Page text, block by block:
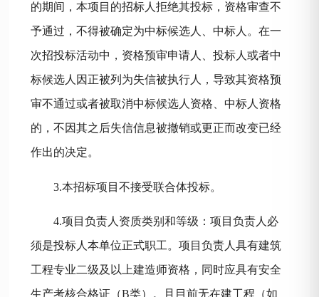
的期间，本项目的招标人拒绝其投标，资格审查不
予通过，不得被确定为中标候选人、中标人。在一
次招投标活动中，资格预审申请人、投标人或者中
标候选人因正被列为失信被执行人，导致其资格预
审不通过或者被取消中标候选人资格、中标人资格
的，不因其之后失信信息被撤销或更正而改变已经
作出的决定。
3.本招标项目不接受联合体投标。
4.项目负责人资质类别和等级：项目负责人必
须是投标人本单位正式职工。项目负责人具有建筑
工程专业二级及以上建造师资格，同时应具有安全
生产考核合格证（B类）。且目前无在建工程（如